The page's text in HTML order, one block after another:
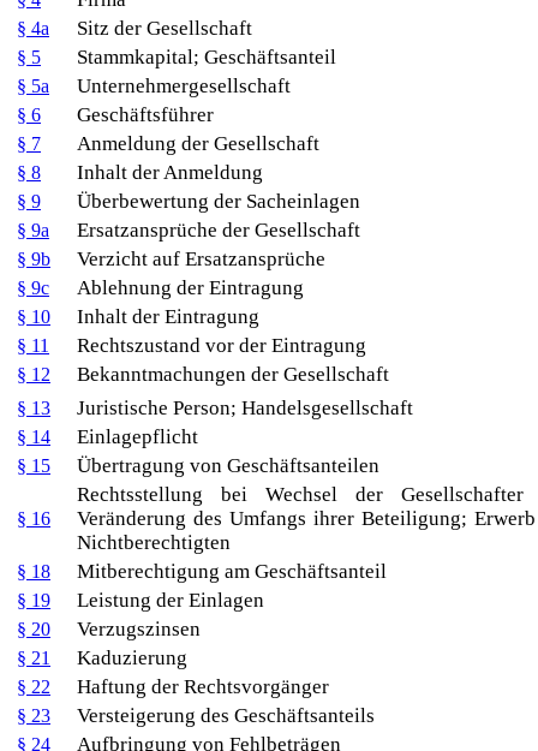
§ 4a Sitz der Gesellschaft
§ 5 Stammkapital; Geschäftsanteil
§ 5a Unternehmergesellschaft
§ 6 Geschäftsführer
§ 7 Anmeldung der Gesellschaft
§ 8 Inhalt der Anmeldung
§ 9 Überbewertung der Sacheinlagen
§ 9a Ersatzansprüche der Gesellschaft
§ 9b Verzicht auf Ersatzansprüche
§ 9c Ablehnung der Eintragung
§ 10 Inhalt der Eintragung
§ 11 Rechtszustand vor der Eintragung
§ 12 Bekanntmachungen der Gesellschaft
§ 13 Juristische Person; Handelsgesellschaft
§ 14 Einlagepflicht
§ 15 Übertragung von Geschäftsanteilen
§ 16
Rechtsstellung bei Wechsel der Gesellschafter
Veränderung des Umfangs ihrer Beteiligung;
Nichtberechtigten
§ 18 Mitberechtigung am Geschäftsanteil
§ 19 Leistung der Einlagen
§ 20 Verzugszinsen
§ 21 Kaduzierung
§ 22 Haftung der Rechtsvorgänger
§ 23 Versteigerung des Geschäftsanteils
§ 24 Aufbringung von Fehlbeträgen